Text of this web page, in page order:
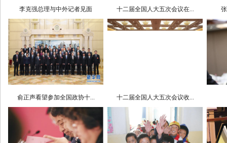
李克强总理与中外记者见面 十二届全国人大五次会议在...
俞正声看望参加全国政协十... 十二届全国人大五次会议收...